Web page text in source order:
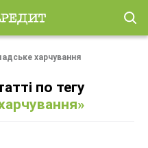
харчування
по тегу